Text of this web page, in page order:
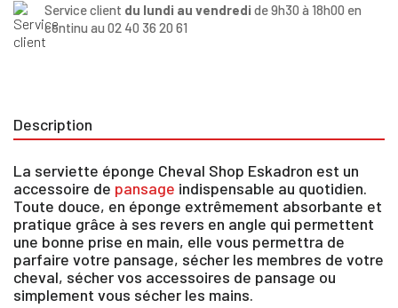
Service client du lundi au vendredi de 9h30 à 18h00 en
continu au 02 40 36 20 61
Description
La serviette éponge Cheval Shop Eskadron est un
accessoire de pansage indispensable au quotidien.
Toute douce, en éponge extrêmement absorbante et
pratique grâce à ses revers en angle qui permettent
une bonne prise en main, elle vous permettra de
parfaire votre pansage, sécher les membres de votre
cheval, sécher vos accessoires de pansage ou
simplement vous sécher les mains.
×
Vous devez être connecté pour enregistrer des
produits dans votre liste d'envie